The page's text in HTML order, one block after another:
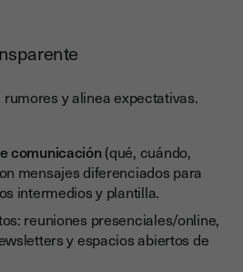
y alinea expectativas.
comunicación(qué, cuándo,
mensajes diferenciados para
intermedios y plantilla.
reuniones presenciales/online,
y espacios abiertos de